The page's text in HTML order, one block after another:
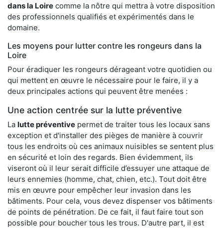
dans la Loire comme la nôtre qui mettra à votre disposition
des professionnels qualifiés et expérimentés dans le
domaine.
Les moyens pour lutter contre les rongeurs dans la
Loire
Pour éradiquer les rongeurs dérageant votre quotidien ou
qui mettent en œuvre le nécessaire pour le faire, il y a
deux principales actions qui peuvent être menées :
Une action centrée sur la lutte préventive
La lutte préventive permet de traiter tous les locaux sans
exception et d'installer des pièges de manière à couvrir
tous les endroits où ces animaux nuisibles se sentent plus
en sécurité et loin des regards. Bien évidemment, ils
viseront où il leur serait difficile d’essuyer une attaque de
leurs ennemies (homme, chat, chien, etc.). Tout doit être
mis en œuvre pour empêcher leur invasion dans les
bâtiments. Pour cela, vous devez dispenser vos bâtiments
de points de pénétration. De ce fait, il faut faire tout son
possible pour boucher tous les trous. D'autre part, il est